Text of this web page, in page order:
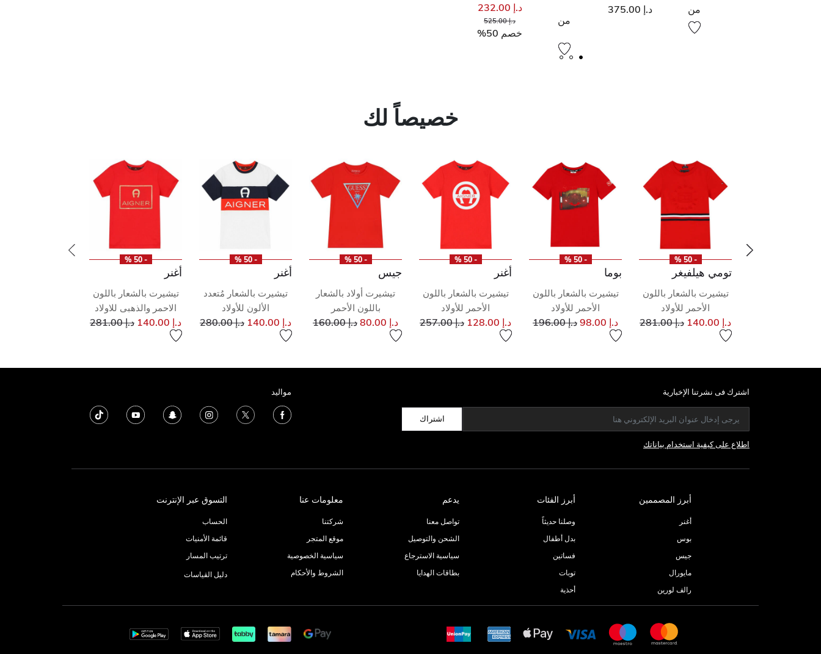
من د.إ 375.00
من
د.إ 232.00
سعر مخفض من
د.إ 525.00
خصم 50%
خصيصاً لك
سعر مخفض من
- 50 %
تومي هيلفيغر
تيشيرت بالشعار باللون
الأحمر للأولاد
د.إ 140.00 سعر مخفض من
د.إ 281.00 إلى
- 50 %
بوما
تيشيرت بالشعار باللون
الأحمر للأولاد
د.إ 98.00 سعر مخفض من
د.إ 196.00 إلى
- 50 %
أغنر
تيشيرت بالشعار باللون
الأحمر للأولاد
د.إ 128.00 سعر مخفض من
د.إ 257.00 إلى
- 50 %
جيس
تيشيرت أولاد بالشعار
باللون الأحمر
د.إ 80.00 سعر مخفض من
د.إ 160.00 إلى
- 50 %
أغنر
تيشيرت بالشعار مُتعدد
الألون للأولاد
د.إ 140.00 سعر مخفض من
د.إ 280.00 إلى
- 50 %
أغنر
تيشيرت بالشعار باللون
الاحمر والذهبى للاولاد
د.إ 140.00 سعر مخفض من
د.إ 281.00 إلى
اشترك فى نشرتنا الإخبارية
اشتراك
اطلاع على كيفية استخدام بياناتك
مواليد
أبرز المصممين
أغنر
بوس
جيس
مايورال
رالف لورين
أبرز الفئات
وصلنا حديثاً
بدل أطفال
فساتين
توبات
أحذية
يدعم
تواصل معنا
الشحن والتوصيل
سياسية الاسترجاع
بطاقات الهدايا
معلومات عنا
شركتنا
موقع المتجر
سياسية الخصوصية
الشروط والأحكام
التسوق عبر الإنترنت
الحساب
قائمة الأمنيات
ترتيب المسار
دليل القياسات